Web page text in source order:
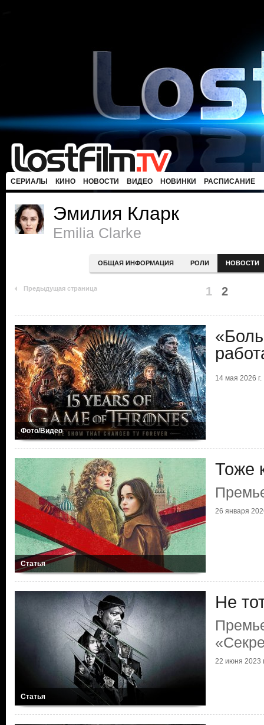
СЕРИАЛЫ КИНО НОВОСТИ ВИДЕО НОВИНКИ РАСПИСАНИЕ
Эмилия Кларк
Emilia Clarke
ОБЩАЯ ИНФОРМАЦИЯ РОЛИ НОВОСТИ
Предыдущая страница 1 2
Фото/Видео
14 мая 2026 г.
Статья
Тоже
26 января
Статья
Не
22 июня 2023